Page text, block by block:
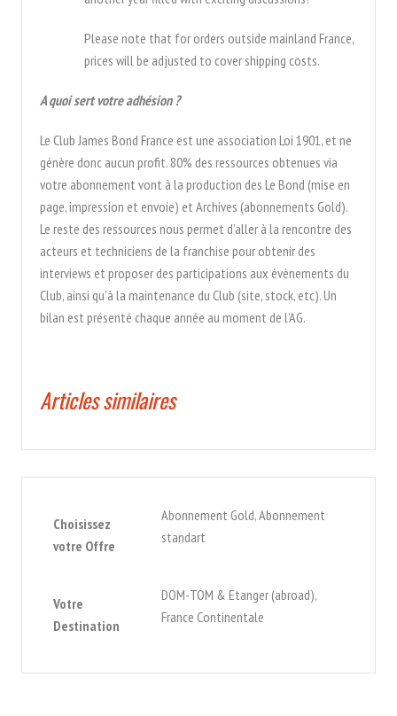
Please note that for orders outside mainland France,
prices will be adjusted to cover shipping costs.
A quoi sert votre adhésion ?
Le Club James Bond France est une association Loi 1901, et ne
génère donc aucun profit. 80% des ressources obtenues via
votre abonnement vont à la production des Le Bond (mise en
page, impression et envoie) et Archives (abonnements Gold).
Le reste des ressources nous permet d’aller à la rencontre des
acteurs et techniciens de la franchise pour obtenir des
interviews et proposer des participations aux évènements du
Club, ainsi qu’à la maintenance du Club (site, stock, etc). Un
bilan est présenté chaque année au moment de l’AG.
Articles similaires
Choisissez
votre Offre
Abonnement Gold, Abonnement
standart
Votre
Destination
DOM-TOM & Etanger (abroad),
France Continentale